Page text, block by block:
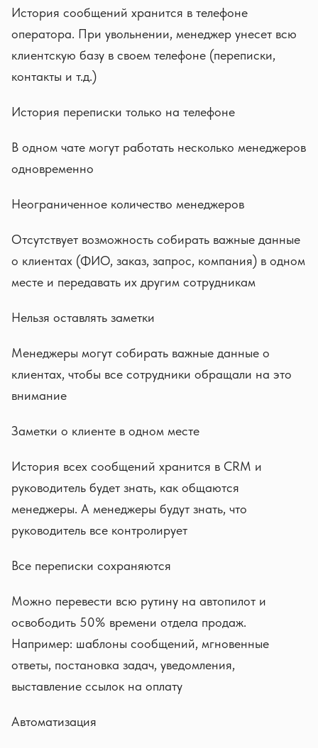
История сообщений хранится в телефоне
оператора. При увольнении, менеджер унесет всю
клиентскую базу в своем телефоне (переписки,
контакты и т.д.)
История переписки только на телефоне
В одном чате могут работать несколько менеджеров
одновременно
Неограниченное количество менеджеров
Отсутствует возможность собирать важные данные
о клиентах (ФИО, заказ, запрос, компания) в одном
месте и передавать их другим сотрудникам
Нельзя оставлять заметки
Менеджеры могут собирать важные данные о
клиентах, чтобы все сотрудники обращали на это
внимание
Заметки о клиенте в одном месте
История всех сообщений хранится в CRM и
руководитель будет знать, как общаются
менеджеры. А менеджеры будут знать, что
руководитель все контролирует
Все переписки сохраняются
Можно перевести всю рутину на автопилот и
освободить 50% времени отдела продаж.
Например: шаблоны сообщений, мгновенные
ответы, постановка задач, уведомления,
выставление ссылок на оплату
Автоматизация